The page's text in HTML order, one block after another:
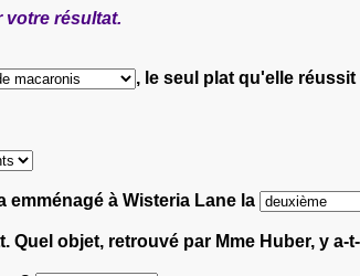
votre résultat.
, le seul plat qu'elle
emménagé à Wisteria Lane la
objet, retrouvé par Mme Huber, y a-